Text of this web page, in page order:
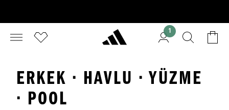
1
ERKEK · HAVLU · YÜZME
· POOL